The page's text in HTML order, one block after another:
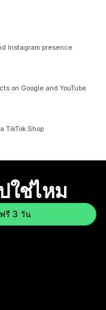
Instagram presence
on Google and YouTube
TikTok Shop
ใช่ไหม
รี 3 วัน